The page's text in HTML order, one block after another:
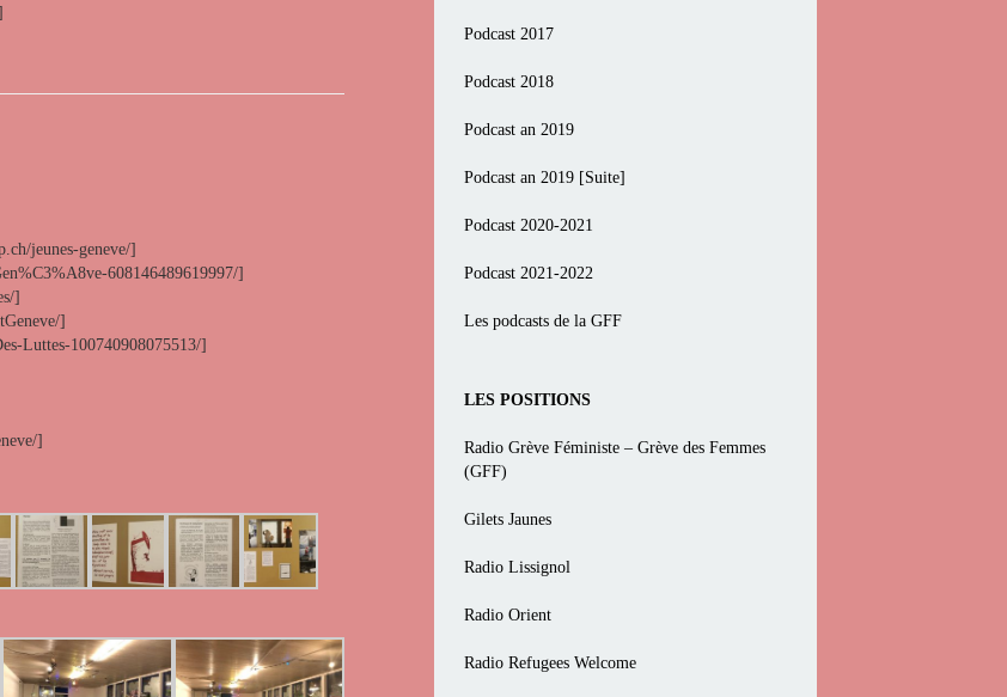
jeunes-geneve/]
608146489619997/]
]
]
Luttes-100740908075513/]
]
Podcast 2017
Podcast 2018
Podcast an 2019
Podcast an 2019 [Suite]
Podcast 2020-2021
Podcast 2021-2022
Les podcasts de la GFF
LES POSITIONS
Radio Grève Féministe – Grève des Femmes
(GFF)
Gilets Jaunes
Radio Lissignol
Radio Orient
Radio Refugees Welcome